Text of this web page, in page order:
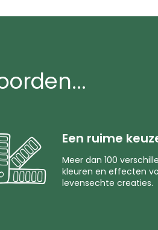
Een ruime
Meer dan 100
kleuren en effecten
levensechte creaties.